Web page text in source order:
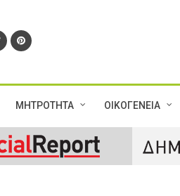
ΜΗΤΡΟΤΗΤΑ ΟΙΚΟΓΕΝΕΙΑ